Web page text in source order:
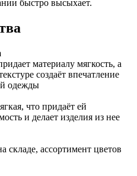
быстро высыхает.
материалу мягкость, а
создаёт впечатление
одежды
что придаёт ей
и делает изделия из нее
складе, ассортимент цветов